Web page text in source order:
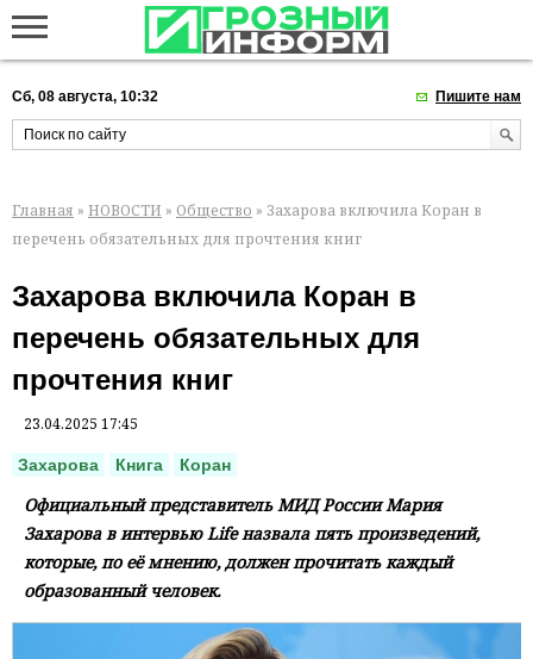
Сб, 08 августа, 10:32 Пишите нам
Главная » НОВОСТИ » Общество » Захарова включила Коран в
перечень обязательных для прочтения книг
Захарова включила Коран в
перечень обязательных для
прочтения книг
23.04.2025 17:45
Захарова Книга Коран
Официальный представитель МИД России Мария
Захарова в интервью Life назвала пять произведений,
которые, по её мнению, должен прочитать каждый
образованный человек.